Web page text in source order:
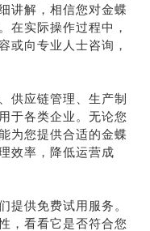
讲解，相信您对金蝶
在实际操作过程中，
或向专业人士咨询，
供应链管理、生产制
于各类企业。无论您
为您提供合适的金蝶
效率，降低运营成
提供免费试用服务。
，看看它是否符合您